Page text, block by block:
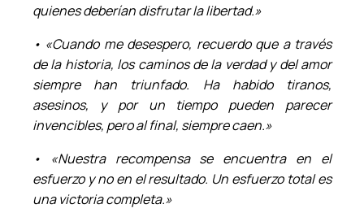
quienes deberían disfrutar la libertad.»
• «Cuando me desespero, recuerdo que a través
de la historia, los caminos de la verdad y del amor
siempre han triunfado. Ha habido tiranos,
asesinos, y por un tiempo pueden parecer
invencibles, pero al final, siempre caen.»
• «Nuestra recompensa se encuentra en el
esfuerzo y no en el resultado. Un esfuerzo total es
una victoria completa.»